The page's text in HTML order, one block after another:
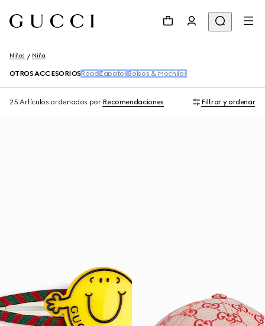
Niños Niña
OTROS ACCESORIOS Ropa Zapatos Bolsos & Mochilas
25 Artículos ordenados por Recomendaciones Filtrar y ordenar